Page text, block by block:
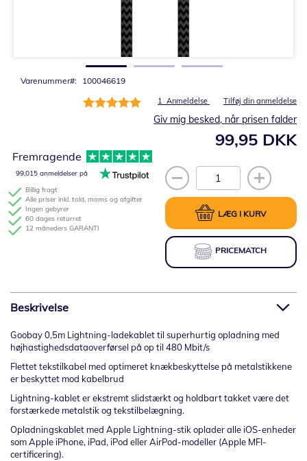
Varenummer 100046619
Bedømmelse:
1 Anmeldelse Tilføj din anmeldelse
99,95 DKK
Giv mig besked, når prisen falder
LÆG I KURV
PRICEMATCH
Billig fragt
Alle priser inkl. told, moms og afgifter
Ingen gebyrer
60 dages returret
12 måneders GARANTI
Fremragende
99,015 anmeldelser på
Beskrivelse
Goobay 0,5m Lightning-ladekablet til superhurtig opladning med
højhastighedsdataoverførsel på op til 480 Mbit/s
Flettet tekstilkabel med optimeret knækbeskyttelse på metalstikkene
er beskyttet mod kabelbrud
Lightning-kablet er ekstremt slidstærkt og holdbart takket være det
forstærkede metalstik og tekstilbelægning.
Opladningskablet med Apple Lightning-stik oplader alle iOS-enheder
som Apple iPhone, iPad, iPod eller AirPod-modeller (Apple MFI-
certificering).